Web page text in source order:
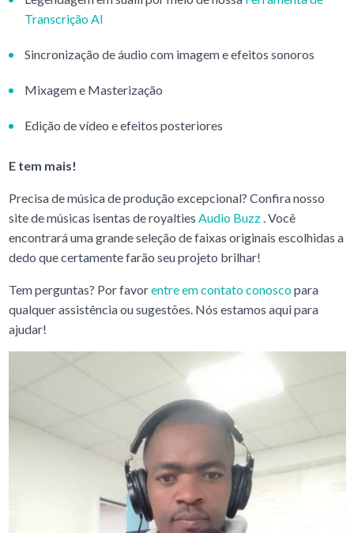
Transcrição AI
Sincronização de áudio com imagem e efeitos sonoros
Mixagem e Masterização
Edição de vídeo e efeitos posteriores
E tem mais!
Precisa de música de produção excepcional? Confira nosso
site de músicas isentas de royalties Audio Buzz. Você
encontrará uma grande seleção de faixas originais escolhidas a
dedo que certamente farão seu projeto brilhar!
Tem perguntas? Por favorentre em contato conoscopara
qualquer assistência ou sugestões. Nós estamos aqui para
ajudar!